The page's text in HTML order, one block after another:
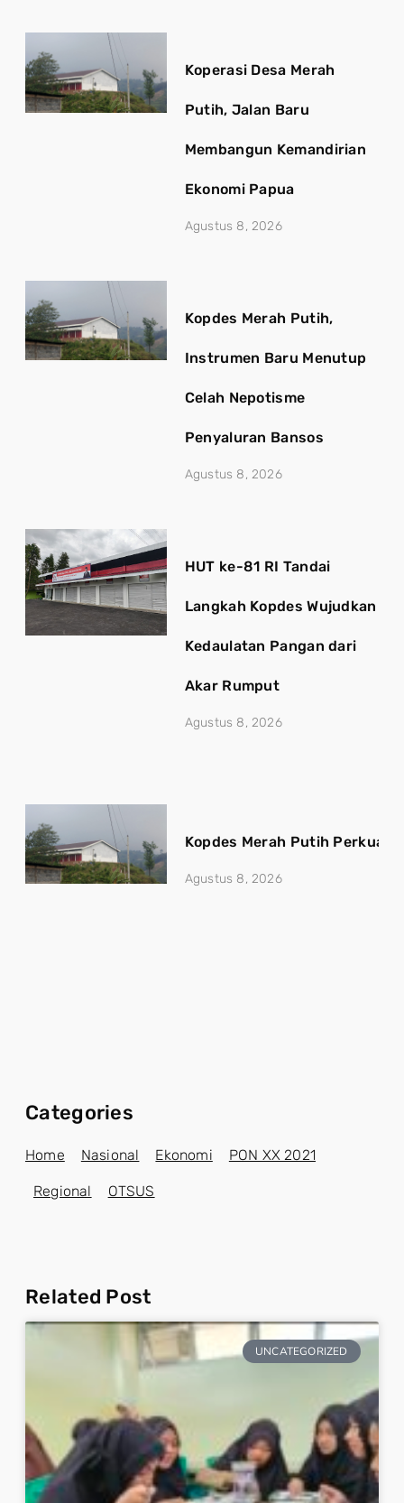
Koperasi Desa Merah
Putih, Jalan Baru
Membangun Kemandirian
Ekonomi Papua
Agustus 8, 2026
Kopdes Merah Putih,
Instrumen Baru Menutup
Celah Nepotisme
Penyaluran Bansos
Agustus 8, 2026
HUT ke-81 RI Tandai
Langkah Kopdes Wujudkan
Kedaulatan Pangan dari
Akar Rumput
Agustus 8, 2026
Kopdes Merah Putih Perkuat
Agustus 8, 2026
Categories
Home Nasional Ekonomi PON XX 2021
Regional OTSUS
Related Post
UNCATEGORIZED